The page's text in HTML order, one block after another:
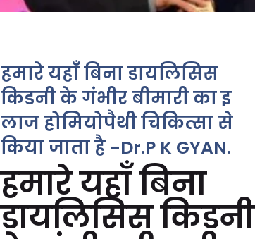
हमारे यहाँ बिना डायलिसिस
किडनी के गंभीर बीमारी का इ
लाज होमियोपैथी चिकित्सा से
किया जाता है -Dr.P K GYAN.
हमारे यहाँ बिना
डायलिसिस किडनी